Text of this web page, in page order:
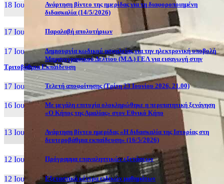
18 Ιουν, 26
Ανάρτηση βίντεο της ημερίδας για τη διαφοροποιημένη
διδασκαλία (14/5/2026)
17 Ιουν, 26 Παραλαβή απολυτήριων
17 Ιουν, 26
Δημιουργία κωδικού ασφαλείας για την ηλεκτρονική υποβολή
Μηχανογραφικού Δελτίου (Μ.Δ.) ΓΕΛ για εισαγωγή στην
Τριτοβάθμια Εκπαίδευση
17 Ιουν, 26 Τελετή αποφοίτησης (Τρίτη 23 Ιουνίου 2026, 21.00)
16 Ιουν, 26
Με μεγάλη επιτυχία ολοκληρώθηκε η περιπατητική ξενάγηση
«Ο Κήπος της Αμαλίας» στον Εθνικό Κήπο
13 Ιουν, 26
Ανάρτηση βίντεο ημερίδας «Η διδασκαλία της Ιστορίας στη
δευτεροβάθμια εκπαίδευση» (16/5/2026)
12 Ιουν, 26 Πρόγραμμα επαναληπτικών εξετάσεων
12 Ιουν, 26 Εξεταστικά κέντρα ειδικών μαθημάτων